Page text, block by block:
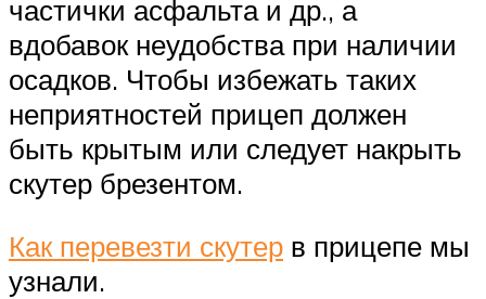
частички асфальта и др., а
вдобавок неудобства при наличии
осадков. Чтобы избежать таких
неприятностей прицеп должен
быть крытым или следует накрыть
скутер брезентом.
Как перевезти скутер в прицепе мы
узнали.